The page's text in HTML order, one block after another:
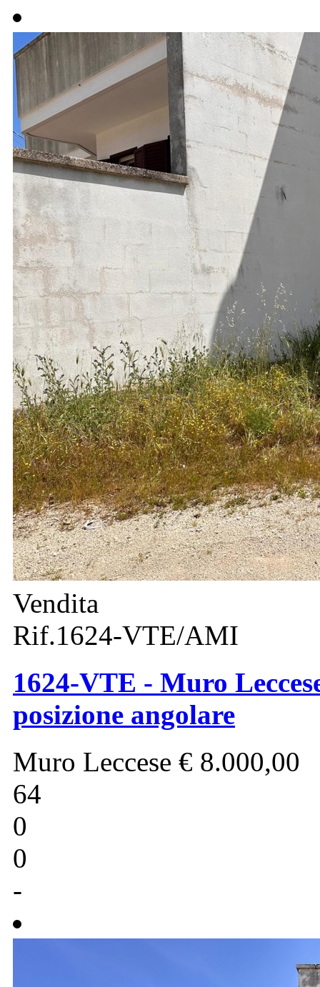
Vendita
Rif.1624-VTE/AMI
1624-VTE - Muro
posizione angolare
Muro Leccese € 8.000,00
64
0
0
-